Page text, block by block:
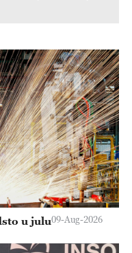
u julu09-Aug-2026